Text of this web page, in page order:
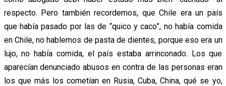
respecto. Pero también recordemos, que Chile era un país
que había pasado por las de “quico y caco”, no había comida
en Chile, no hablemos de pasta de dientes, porque eso era un
lujo, no había comida, el país estaba arrinconado. Los que
aparecían denunciado abusos en contra de las personas eran
los que más los cometían en Rusia, Cuba, China, qué se yo,